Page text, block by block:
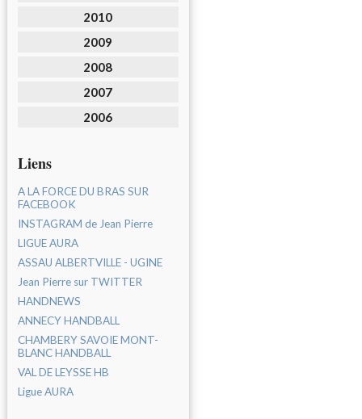
2010
2009
2008
2007
2006
Liens
A LA FORCE DU BRAS SUR
FACEBOOK
INSTAGRAM de Jean Pierre
LIGUE AURA
ASSAU ALBERTVILLE - UGINE
Jean Pierre sur TWITTER
HANDNEWS
ANNECY HANDBALL
CHAMBERY SAVOIE MONT-
BLANC HANDBALL
VAL DE LEYSSE HB
Ligue AURA